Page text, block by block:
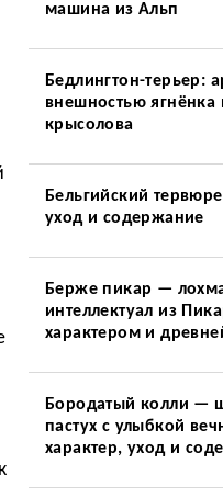
машина из Альп
Бедлингтон-терьер:
внешностью ягнёнка
крысолова
Бельгийский
уход и содержание
Берже пикар —
интеллектуал из
характером и
Бородатый колли —
пастух с улыбкой
характер, уход и